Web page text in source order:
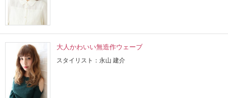
大人かわいい無造作ウェーブ
スタイリスト：永山 建介